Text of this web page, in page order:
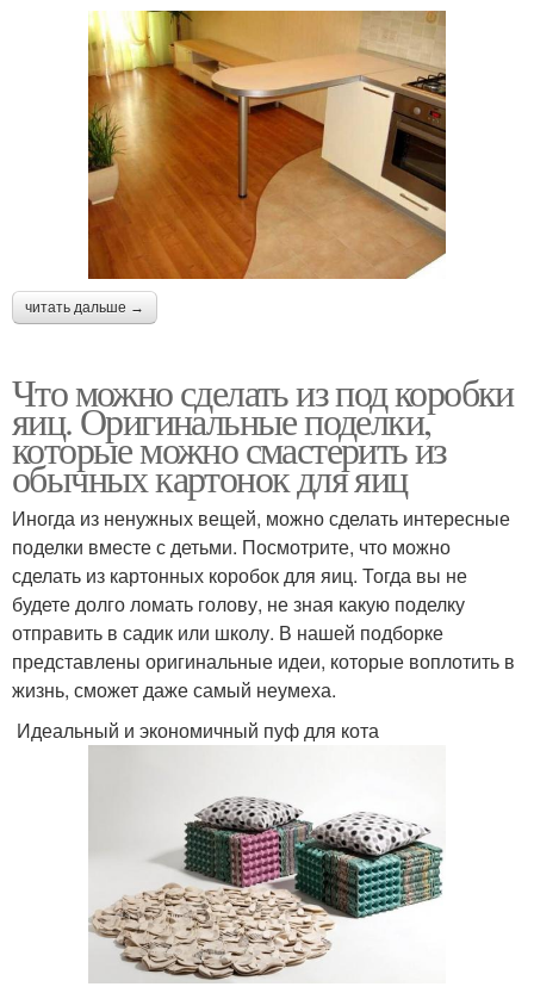
читать дальше →
Что можно сделать из под коробки
яиц. Оригинальные поделки,
которые можно смастерить из
обычных картонок для яиц
Иногда из ненужных вещей, можно сделать интересные
поделки вместе с детьми. Посмотрите, что можно
сделать из картонных коробок для яиц. Тогда вы не
будете долго ломать голову, не зная какую поделку
отправить в садик или школу. В нашей подборке
представлены оригинальные идеи, которые воплотить в
жизнь, сможет даже самый неумеха.
Идеальный и экономичный пуф для кота